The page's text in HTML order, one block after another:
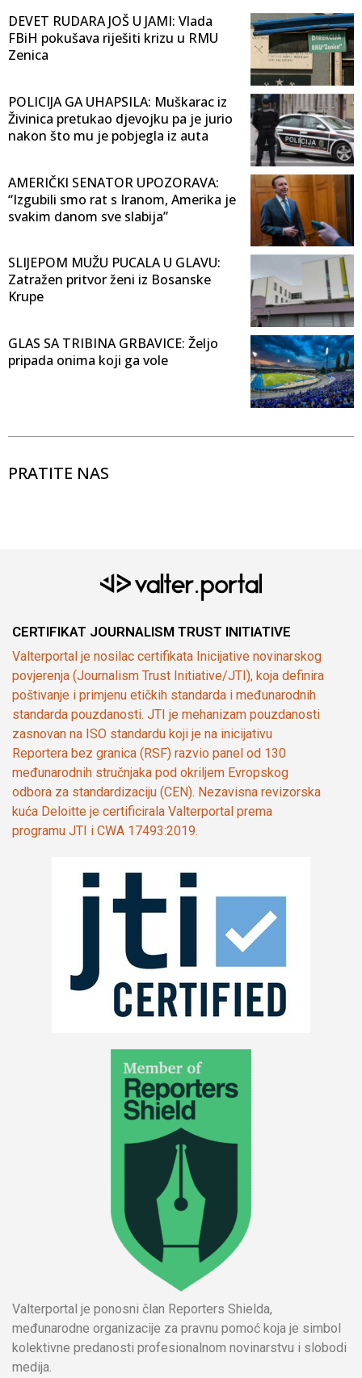
DEVET RUDARA JOŠ U JAMI: Vlada
FBiH pokušava riješiti krizu u RMU
Zenica
POLICIJA GA UHAPSILA: Muškarac iz
Živinica pretukao djevojku pa je jurio
nakon što mu je pobjegla iz auta
AMERIČKI SENATOR UPOZORAVA:
“Izgubili smo rat s Iranom, Amerika je
svakim danom sve slabija”
SLIJEPOM MUŽU PUCALA U GLAVU:
Zatražen pritvor ženi iz Bosanske
Krupe
GLAS SA TRIBINA GRBAVICE: Željo
pripada onima koji ga vole
PRATITE NAS
CERTIFIKAT JOURNALISM TRUST INITIATIVE
Valterportal je nosilac certifikata Inicijative novinarskog
povjerenja (Journalism Trust Initiative/JTI), koja definira
poštivanje i primjenu etičkih standarda i međunarodnih
standarda pouzdanosti. JTI je mehanizam pouzdanosti
zasnovan na ISO standardu koji je na inicijativu
Reportera bez granica (RSF) razvio panel od 130
međunarodnih stručnjaka pod okriljem Evropskog
odbora za standardizaciju (CEN). Nezavisna revizorska
kuća Deloitte je certificirala Valterportal prema
programu JTI i CWA 17493:2019.
Valterportal je ponosni član Reporters Shielda,
međunarodne organizacije za pravnu pomoć koja je simbol
kolektivne predanosti profesionalnom novinarstvu i slobodi
medija.